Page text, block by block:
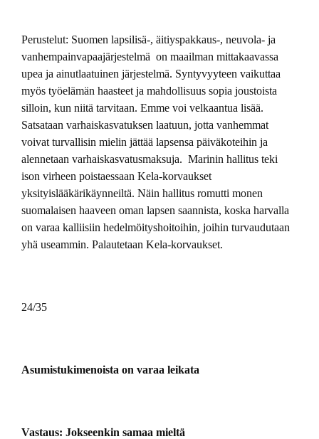
Perustelut: Suomen lapsilisä-, äitiyspakkaus-, neuvola- ja
vanhempainvapaajärjestelmä on maailman mittakaavassa
upea ja ainutlaatuinen järjestelmä. Syntyvyyteen vaikuttaa
myös työelämän haasteet ja mahdollisuus sopia joustoista
silloin, kun niitä tarvitaan. Emme voi velkaantua lisää.
Satsataan varhaiskasvatuksen laatuun, jotta vanhemmat
voivat turvallisin mielin jättää lapsensa päiväkoteihin ja
alennetaan varhaiskasvatusmaksuja. Marinin hallitus teki
ison virheen poistaessaan Kela-korvaukset
yksityislääkärikäynneiltä. Näin hallitus romutti monen
suomalaisen haaveen oman lapsen saannista, koska harvalla
on varaa kalliisiin hedelmöityshoitoihin, joihin turvaudutaan
yhä useammin. Palautetaan Kela-korvaukset.
24/35
Asumistukimenoista on varaa leikata
Vastaus: Jokseenkin samaa mieltä